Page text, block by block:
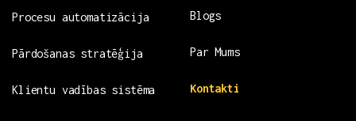
Procesu automatizācija
Pārdošanas stratēģija
Klientu vadības sistēma
Blogs
Par Mums
Kontakti